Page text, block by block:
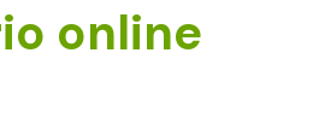
online